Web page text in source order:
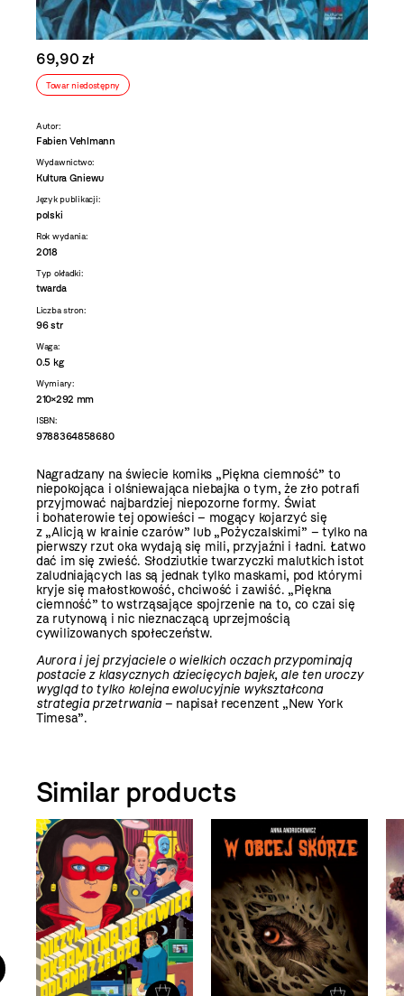
69,90 zł
Towar niedostępny
Autor:
Fabien Vehlmann
Wydawnictwo:
Kultura Gniewu
Język publikacji:
polski
Rok wydania:
2018
Typ okładki:
twarda
Liczba stron:
96 str
Waga:
0.5 kg
Wymiary:
210×292 mm
ISBN:
9788364858680
Nagradzany na świecie komiks „Piękna ciemność” to
niepokojąca i olśniewająca niebajka o tym, że zło potrafi
przyjmować najbardziej niepozorne formy. Świat
i bohaterowie tej opowieści – mogący kojarzyć się
z „Alicją w krainie czarów” lub „Pożyczalskimi” – tylko na
pierwszy rzut oka wydają się mili, przyjaźni i ładni. Łatwo
dać im się zwieść. Słodziutkie twarzyczki malutkich istot
zaludniających las są jednak tylko maskami, pod którymi
kryje się małostkowość, chciwość i zawiść. „Piękna
ciemność” to wstrząsające spojrzenie na to, co czai się
za rutynową i nic nieznaczącą uprzejmością
cywilizowanych społeczeństw.
Aurora i jej przyjaciele o wielkich oczach przypominają
postacie z klasycznych dziecięcych bajek, ale ten uroczy
wygląd to tylko kolejna ewolucyjnie wykształcona
strategia przetrwania– napisał recenzent „New York
Timesa”.
Similar products